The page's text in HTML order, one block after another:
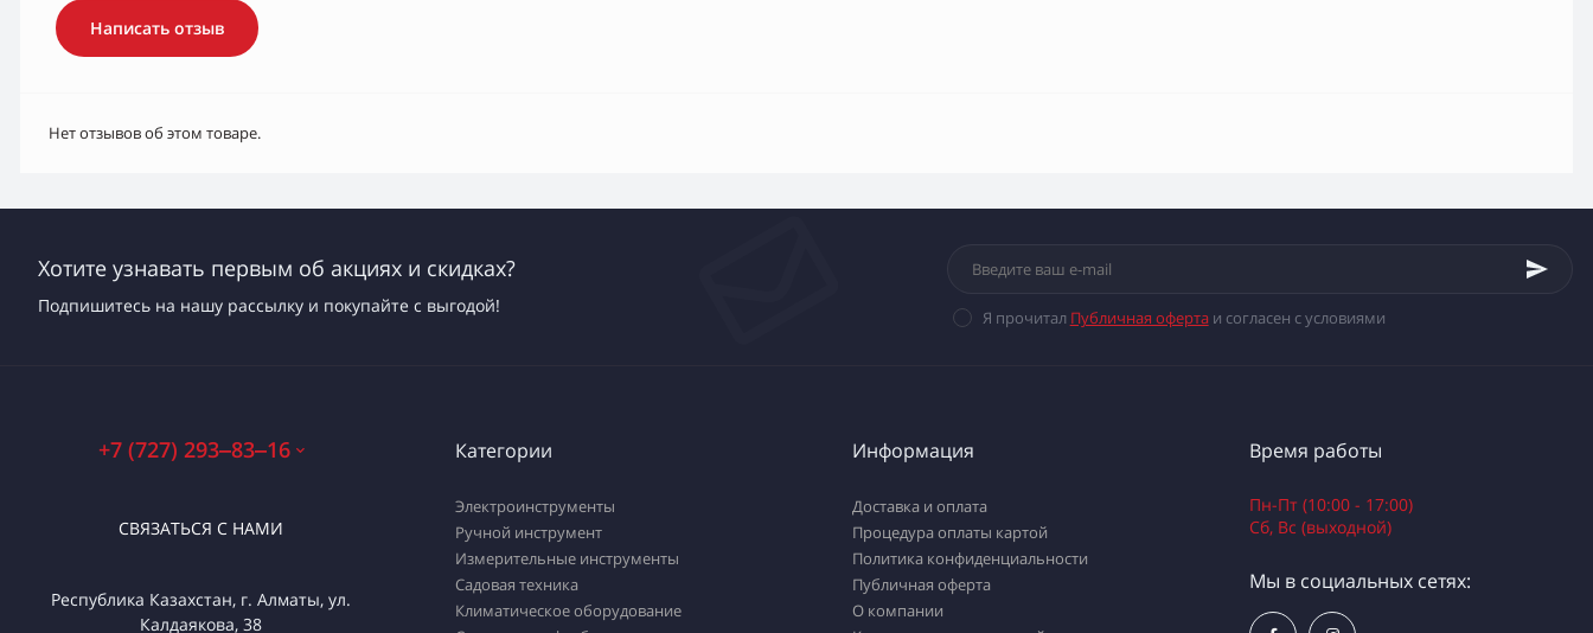
Написать отзыв
Нет отзывов об этом товаре.
Хотите узнавать первым об акциях и скидках?
Подпишитесь на нашу рассылку и покупайте с выгодой!
Я прочитал Публичная офертаи согласен с условиями
+7 (727) 293‒83‒16
СВЯЗАТЬСЯ С НАМИ
Республика Казахстан, г. Алматы, ул.
Калдаякова, 38
Категории
Электроинструменты
Ручной инструмент
Измерительные инструменты
Садовая техника
Климатическое оборудование
Информация
Доставка и оплата
Процедура оплаты картой
Политика конфиденциальности
Публичная оферта
О компании
Время работы
Пн-Пт (10:00 - 17:00)
Сб, Вс (выходной)
Мы в социальных сетях: